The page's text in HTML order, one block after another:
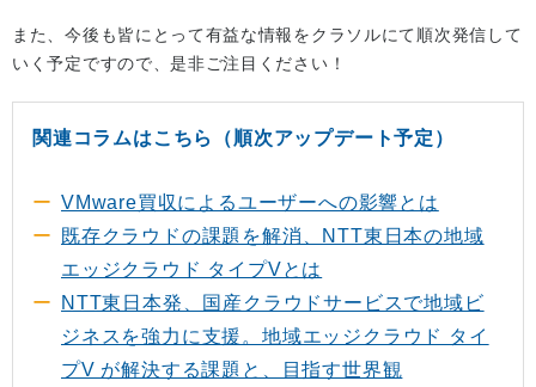
また、今後も皆にとって有益な情報をクラソルにて順次発信して
いく予定ですので、是非ご注目ください！
関連コラムはこちら（順次アップデート予定）
VMware買収によるユーザーへの影響とは
既存クラウドの課題を解消、NTT東日本の地域
エッジクラウド タイプVとは
NTT東日本発、国産クラウドサービスで地域ビ
ジネスを強力に支援。地域エッジクラウド タイ
プV が解決する課題と、目指す世界観